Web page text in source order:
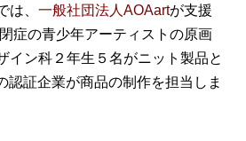
は、​​一般社団法人AOAartが支援
症の青少年アーティストの原画
イン科２年生５名がニット製品と
認証企業が商品の制作を担当しま